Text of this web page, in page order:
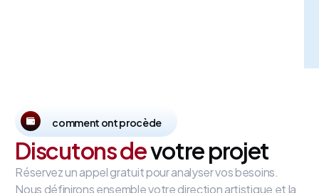
comment ont procède
Discutons devotre projet
Réservez un appel gratuit pour analyser vos besoins.
Nous définirons ensemble votre direction artistique et la